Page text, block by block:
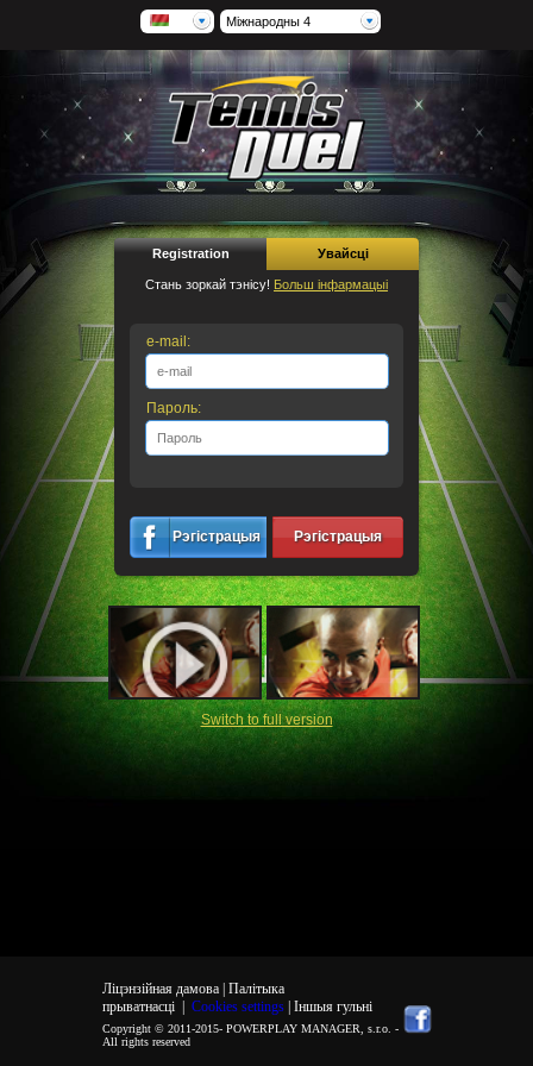
Міжнародны 4
Registration Увайсці
Стань зоркай тэнісу! Больш інфармацыі
e-mail:
Пароль:
Рэгістрацыя Рэгістрацыя
Switch to full version
Ліцэнзійная дамова | Палітыка
прыватнасці| Cookies settings | Іншыя гульні
Copyright © 2011-2015- POWERPLAY MANAGER, s.r.o. -
All rights reserved